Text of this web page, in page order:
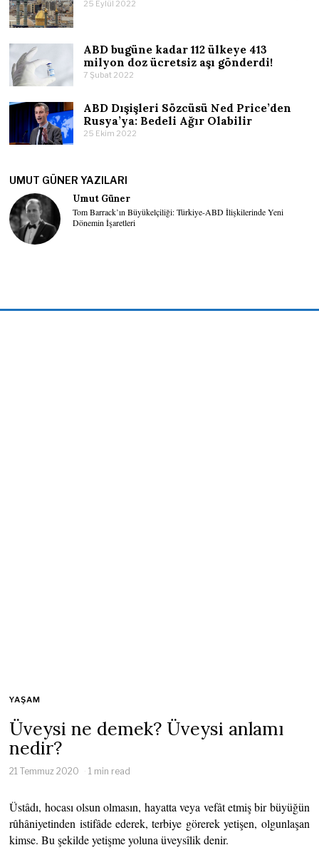
25 Eylül 2022
ABD bugüne kadar 112 ülkeye 413
milyon doz ücretsiz aşı gönderdi!
7 Şubat 2022
ABD Dışişleri Sözcüsü Ned Price’den
Rusya’ya: Bedeli Ağır Olabilir
25 Ekim 2022
UMUT GÜNER YAZILARI
Umut Güner
Tom Barrack’ın Büyükelçiliği: Türkiye-ABD İlişkilerinde Yeni
Dönemin İşaretleri
YAŞAM
Üveysi ne demek? Üveysi anlamı
nedir?
21 Temmuz 2020 1 min read
Üstâdı, hocası olsun olmasın, hayatta veya vefât etmiş bir büyüğün
rûhâniyetinden istifâde ederek, terbiye görerek yetişen, olgunlaşan
kimse. Bu şekilde yetişme yoluna üveysîlik denir.